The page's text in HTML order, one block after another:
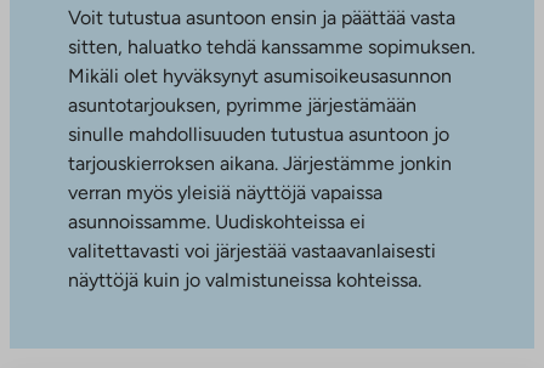
Voit tutustua asuntoon ensin ja päättää vasta
sitten, haluatko tehdä kanssamme sopimuksen.
Mikäli olet hyväksynyt asumisoikeusasunnon
asuntotarjouksen, pyrimme järjestämään
sinulle mahdollisuuden tutustua asuntoon jo
tarjouskierroksen aikana. Järjestämme jonkin
verran myös yleisiä näyttöjä vapaissa
asunnoissamme. Uudiskohteissa ei
valitettavasti voi järjestää vastaavanlaisesti
näyttöjä kuin jo valmistuneissa kohteissa.